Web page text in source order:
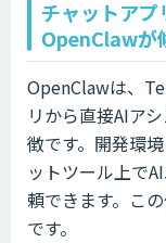
チャットア
OpenClawが
OpenClawは、
リから直接AIア
徴です。開発環
ットツール上で
頼できます。こ
です。